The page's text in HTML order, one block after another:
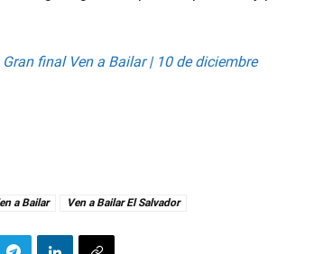
Gran final Ven a Bailar | 10 de diciembre
a Bailar Ven a Bailar El Salvador